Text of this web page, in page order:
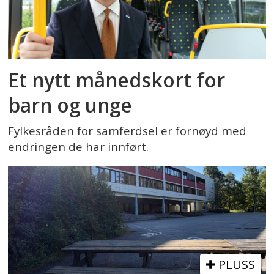
Et nytt månedskort for
barn og unge
Fylkesråden for samferdsel er fornøyd med
endringen de har innført.
PLUSS